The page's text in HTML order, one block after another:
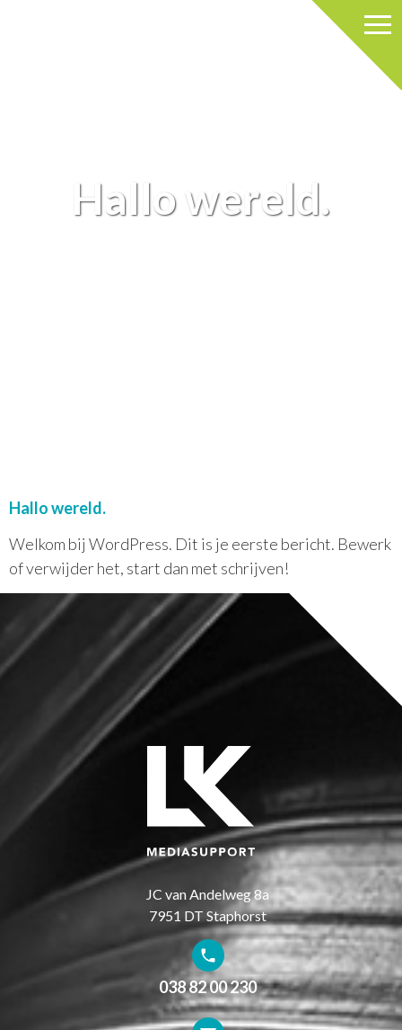
Hallo wereld.
Hallo wereld.
Welkom bij WordPress. Dit is je eerste bericht. Bewerk
of verwijder het, start dan met schrijven!
JC van Andelweg 8a
7951 DT Staphorst
038 82 00 230